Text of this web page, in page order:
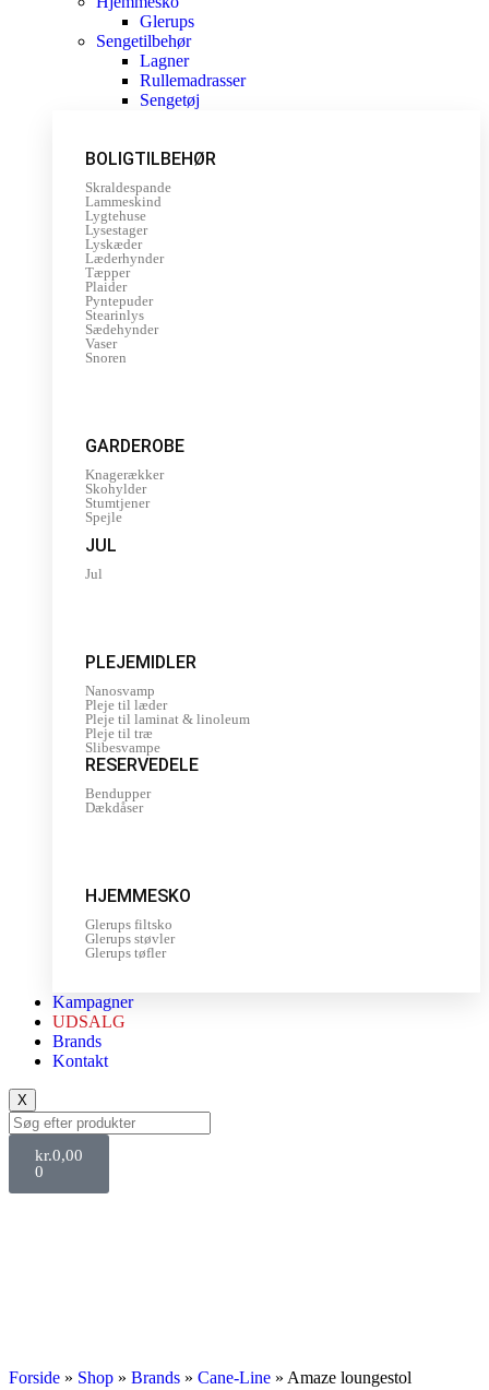
Glerups
Sengetilbehør
Lagner
Rullemadrasser
Sengetøj
BOLIGTILBEHØR
Skraldespande
Lammeskind
Lygtehuse
Lysestager
Lyskæder
Læderhynder
Tæpper
Plaider
Pyntepuder
Stearinlys
Sædehynder
Vaser
Snoren
GARDEROBE
Knagerækker
Skohylder
Stumtjener
Spejle
JUL
Jul
PLEJEMIDLER
Nanosvamp
Pleje til læder
Pleje til laminat & linoleum
Pleje til træ
Slibesvampe
RESERVEDELE
Bendupper
Dækdåser
HJEMMESKO
Glerups filtsko
Glerups støvler
Glerups tøfler
Kampagner
UDSALG
Brands
Kontakt
X
kr.0,00
0
Forside » Shop » Brands » Cane-Line » Amaze loungestol